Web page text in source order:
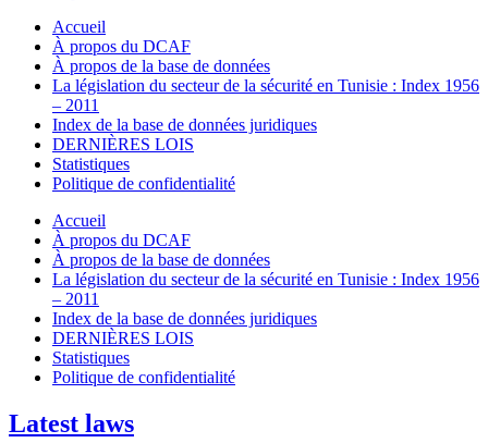
Accueil
À propos du DCAF
À propos de la base de données
La législation du secteur de la sécurité en Tunisie : Index 1956
– 2011
Index de la base de données juridiques
DERNIÈRES LOIS
Statistiques
Politique de confidentialité
Accueil
À propos du DCAF
À propos de la base de données
La législation du secteur de la sécurité en Tunisie : Index 1956
– 2011
Index de la base de données juridiques
DERNIÈRES LOIS
Statistiques
Politique de confidentialité
Latest laws